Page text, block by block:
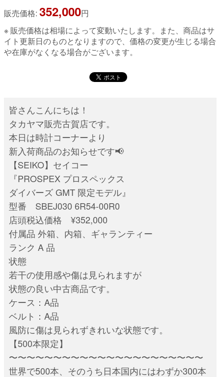
販売価格: 352,000円
※ 販売価格は相場によって変動いたします。また、商品はサ
イト更新日のものとなりますので、価格の変更が生じる場合
や在庫がなくなる場合がございます。
皆さんこんにちは！
タカヤマ販売古賀店です。
本日は時計コーナーより
新入荷商品のお知らせです📢
【SEIKO】セイコー
『PROSPEX プロスペックス
ダイバーズ GMT 限定モデル』
型番 SBEJ030 6R54-00R0
店頭税込価格 ¥352,000
付属品 外箱、内箱、ギャランティー
ランク A 品
状態
若干の使用感や傷は見られますが
状態の良い中古商品です。
ケース：A品
ベルト：A品
風防に傷は見られずきれいな状態です。
【500本限定】
〜〜〜〜〜〜〜〜〜〜〜〜〜〜〜〜〜〜〜〜〜〜
世界で500本、そのうち日本国内にはわずか300本